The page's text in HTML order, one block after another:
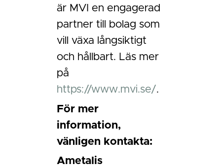
är MVI en engagerad
partner till bolag som
vill växa långsiktigt
och hållbart. Läs mer
på
https://www.mvi.se/.
För mer
information,
vänligen kontakta:
Ametalis